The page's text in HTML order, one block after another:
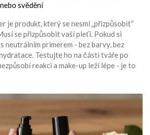
svědění
je produkt, který se nesmí „přizpůsobit“
se přizpůsobit vaší pleťi. Pokud si
neutrálním primerem - bez barvy, bez
Testujte ho na části tváře po
reakci a make-up leží lépe - je to